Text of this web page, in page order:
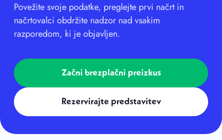
Povežite svoje podatke, preglejte prvi načrt in
načrtovalci obdržite nadzor nad vsakim
razporedom, ki je objavljen.
Začni brezplačni preizkus
Rezervirajte predstavitev